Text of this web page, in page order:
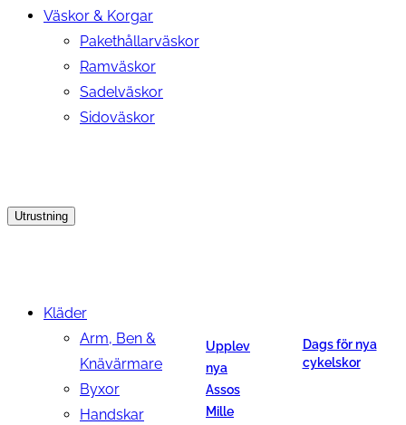
Väskor & Korgar
Pakethållarväskor
Ramväskor
Sadelväskor
Sidoväskor
Utrustning
Kläder
Arm, Ben &
Knävärmare
Byxor
Handskar
Upplev
nya
Assos
Mille
Dags för nya
cykelskor